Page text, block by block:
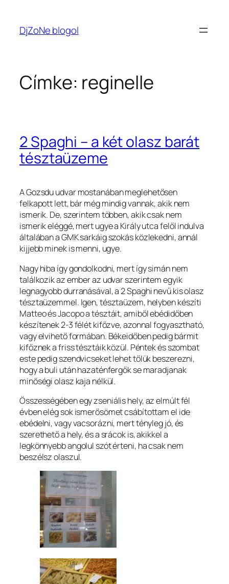
tartalomhoz
DjZoNe blogol
Címke: reginelle
2 Spaghi – a két olasz barát
tésztaüzeme
A Gozsdu udvar mostanában meglehetősen
felkapott lett, bár még mindig vannak, akik nem
ismerik. De, szerintem többen, akik csak nem
ismerik eléggé, mert ugye a Király utca felől indulva
általában a GMK sarkáig szokás közlekedni, annál
kijjebb minek is menni, ugye.
Nagy hiba így gondolkodni, mert így simán nem
találkozik az ember az udvar szerintem egyik
legnagyobb durranásával, a 2 Spaghi nevű kis olasz
tésztaüzemmel. Igen, tésztaüzem, helyben készíti
Matteo és Jacopo a tésztáit, amiből ebédidőben
készítenek 2-3 félét kifőzve, azonnal fogyasztható,
vagy elvihető formában. Békeidőben pedig bármit
kifőznek a friss tésztáik közül. Péntek és szombat
este pedig szendvicseket lehet tőlük beszerezni,
hogy a buli után hazaténfergők se maradjanak
minőségi olasz kaja nélkül.
Összességében egy zseniális hely, az elmúlt fél
évben elég sok ismerősömet csábítottam el ide
ebédelni, vagy vacsorázni, mert tényleg jó, és
szerethető a hely, és a srácok is, akikkel a
legkönnyebb angolul szót érteni, ha csak nem
beszélsz olaszul.